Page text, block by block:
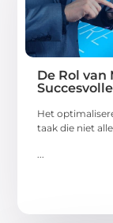
De Rol
Het
taak die niet